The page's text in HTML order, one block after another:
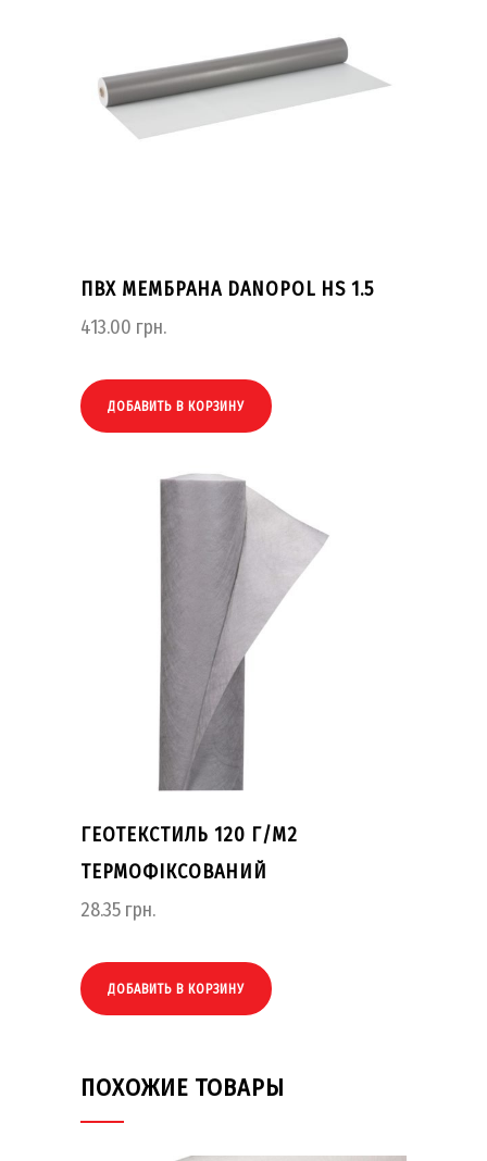
ПВХ МЕМБРАНА DANOPOL HS 1.5
413.00 грн.
ДОБАВИТЬ В КОРЗИНУ
ГЕОТЕКСТИЛЬ 120 Г/М2
ТЕРМОФІКСОВАНИЙ
28.35 грн.
ДОБАВИТЬ В КОРЗИНУ
ПОХОЖИЕ ТОВАРЫ